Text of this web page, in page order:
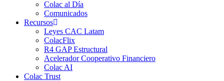
Colac al Día
Comunicados
Recursos
Leyes CAC Latam
ColacFlix
R4 GAP Estructural
Acelerador Cooperativo Financiero
Colac AI
Colac Trust